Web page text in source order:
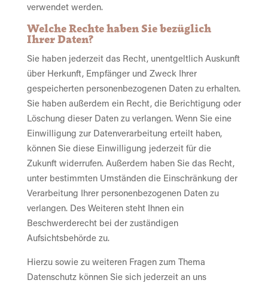
verwendet werden.
Welche Rechte haben Sie bezüglich
Ihrer Daten?
Sie haben jederzeit das Recht, unentgeltlich Auskunft
über Herkunft, Empfänger und Zweck Ihrer
gespeicherten personenbezogenen Daten zu erhalten.
Sie haben außerdem ein Recht, die Berichtigung oder
Löschung dieser Daten zu verlangen. Wenn Sie eine
Einwilligung zur Datenverarbeitung erteilt haben,
können Sie diese Einwilligung jederzeit für die
Zukunft widerrufen. Außerdem haben Sie das Recht,
unter bestimmten Umständen die Einschränkung der
Verarbeitung Ihrer personenbezogenen Daten zu
verlangen. Des Weiteren steht Ihnen ein
Beschwerderecht bei der zuständigen
Aufsichtsbehörde zu.
Hierzu sowie zu weiteren Fragen zum Thema
Datenschutz können Sie sich jederzeit an uns